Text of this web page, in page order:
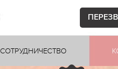
СОТРУДНИЧЕСТВО